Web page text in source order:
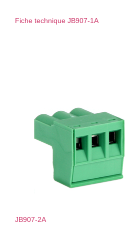
Fiche technique JB907-1A
JB907-2A